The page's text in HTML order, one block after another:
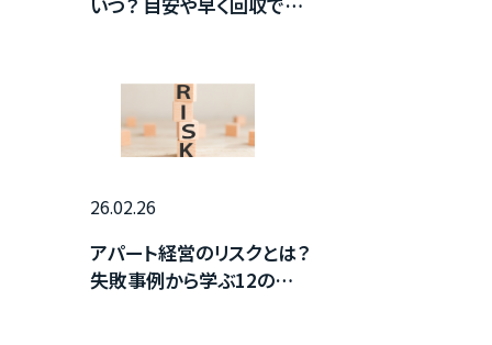
26.02.26
アパート経営のリスクとは？
失敗事例から学ぶ12の対